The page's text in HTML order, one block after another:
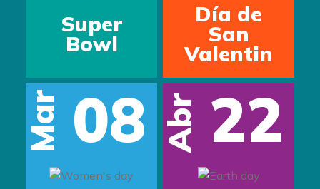
Super
Bowl
Día de
San
Valentin
Mar 08 Abr 22